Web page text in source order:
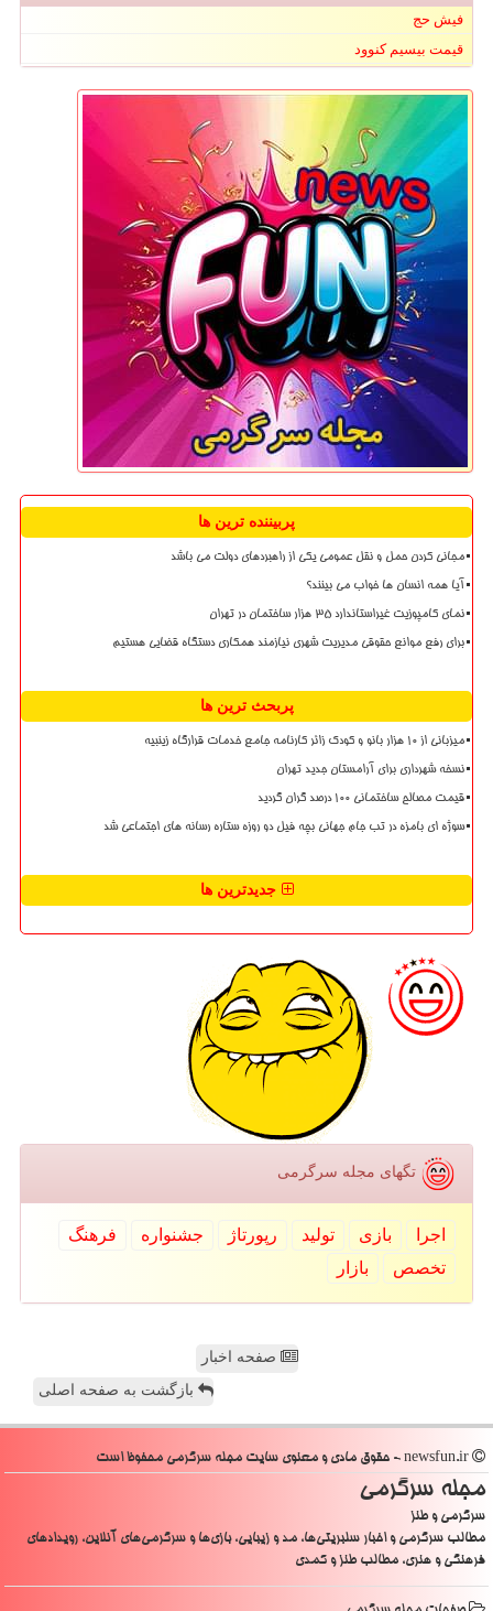
فیش حج
قیمت بیسیم کنوود
پربیننده ترین ها
مجانی کردن حمل و نقل عمومی یکی از راهبردهای دولت می باشد
آیا همه انسان ها خواب می بینند؟
نمای کامپوزیت غیراستاندارد ۳۵ هزار ساختمان در تهران
برای رفع موانع حقوقی مدیریت شهری نیازمند همکاری دستگاه قضایی هستیم
پربحث ترین ها
میزبانی از ۱۰ هزار بانو و کودک زائر کارنامه جامع خدمات قرارگاه زینبیه
نسخه شهرداری برای آرامستان جدید تهران
قیمت مصالح ساختمانی ۱۰۰ درصد گران گردید
سوژه ای بامزه در تب جام جهانی بچه فیل دو روزه ستاره رسانه های اجتماعی شد
جدیدترین ها
تگهای مجله سرگرمی
اجرا بازی تولید رپورتاژ جشنواره
فرهنگ
تخصص
بازار
صفحه اخبار
بازگشت به صفحه اصلی
مجله سرگرمی
سرگرمی و طنز
مطالب سرگرمی و اخبار سلبریتی‌ها، مد و زیبایی، بازی‌ها و سرگرمی‌های آنلاین، رویدادهای
فرهنگی و هنری، مطالب طنز و کمدی